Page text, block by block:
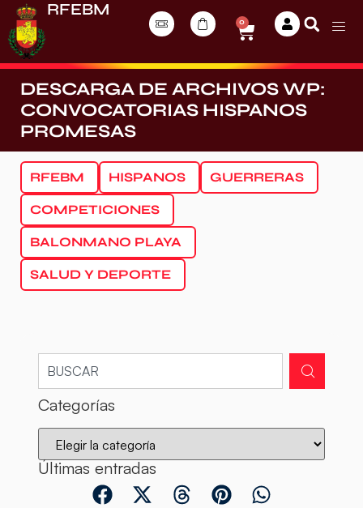
RFEBM
0
DESCARGA DE ARCHIVOS WP:
CONVOCATORIAS HISPANOS
PROMESAS
RFEBM HISPANOS GUERRERAS
COMPETICIONES
BALONMANO PLAYA
SALUD Y DEPORTE
Categorías
Últimas entradas